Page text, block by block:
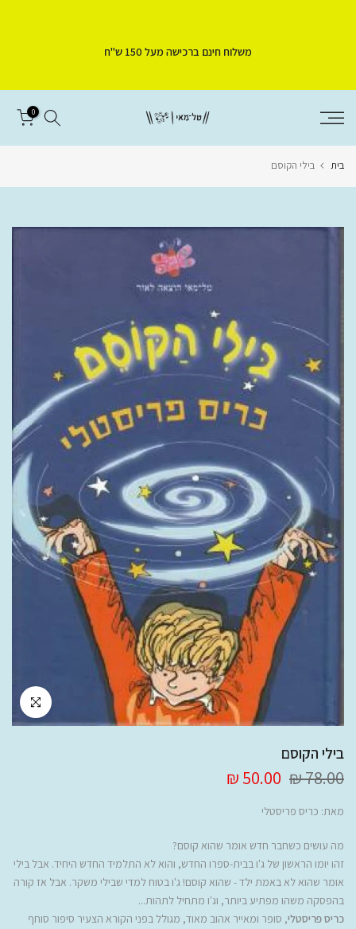
משלוח חינם ברכישה מעל 150 ש"ח
0
בית בילי הקוסם
לחץ להגדלה
בילי הקוסם
78.00 ₪
50.00 ₪
מאת: כריס פריסטלי
מה עושים כשחבר חדש אומר שהוא קוסם?
זהו יומו הראשון של ג'ו בבית-ספרו החדש, והוא לא התלמיד החדש היחיד. אבל בילי
אומר שהוא לא באמת ילד - שהוא קוסם! ג'ו בטוח למדי שבילי משקר. אבל אז קורה
בהפסקה משהו מפתיע ביותר, וג'ו מתחיל לתהות...
כריס פריסטלי, סופר ומאייר אהוב מאוד, מגולל בפני הקורא הצעיר סיפור סוחף